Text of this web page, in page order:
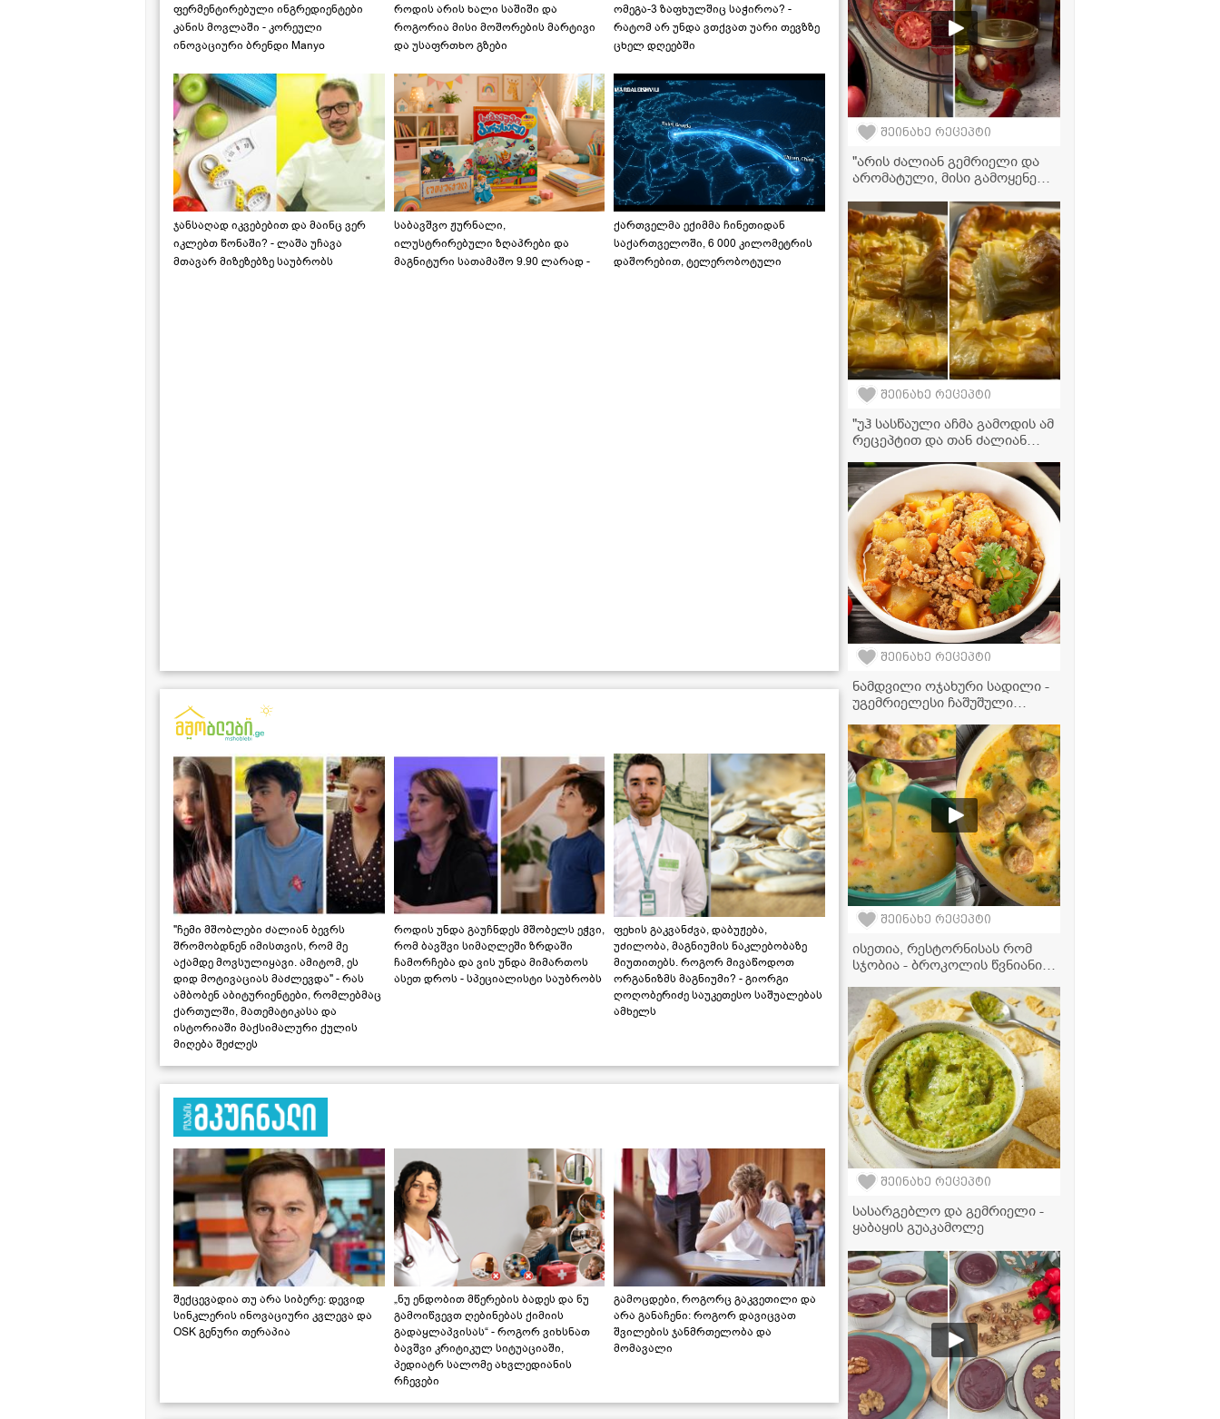
ფერმენტირებული ინგრედიენტები
კანის მოვლაში - კორეული
ინოვაციური ბრენდი Manyo
როდის არის ხალი საშიში და
როგორია მისი მოშორების მარტივი
და უსაფრთხო გზები
ომეგა-3 ზაფხულშიც საჭიროა? -
რატომ არ უნდა ვთქვათ უარი თევზზე
ცხელ დღეებში
ჯანსაღად იკვებებით და მაინც ვერ
იკლებთ წონაში? - ლაშა უჩავა
მთავარ მიზეზებზე საუბრობს
საბავშვო ჟურნალი,
ილუსტრირებული ზღაპრები და
მაგნიტური სათამაშო 9.90 ლარად -
ქართველმა ექიმმა ჩინეთიდან
საქართველოში, 6 000 კილომეტრის
დაშორებით, ტელერობოტული
"ჩემი მშობლები ძალიან ბევრს
შრომობდნენ იმისთვის, რომ მე
აქამდე მოვსულიყავი. ამიტომ, ეს
დიდ მოტივაციას მაძლევდა" - რას
ამბობენ აბიტურიენტები, რომლებმაც
ქართულში, მათემატიკასა და
ისტორიაში მაქსიმალური ქულის
მიღება შეძლეს
როდის უნდა გაუჩნდეს მშობელს ეჭვი,
რომ ბავშვი სიმაღლეში ზრდაში
ჩამორჩება და ვის უნდა მიმართოს
ასეთ დროს - სპეციალისტი საუბრობს
ფეხის გაკვანძვა, დაბუჟება,
უძილობა, მაგნიუმის ნაკლებობაზე
მიუთითებს. როგორ მივაწოდოთ
ორგანიზმს მაგნიუმი? - გიორგი
ღოღობერიძე საუკეთესო საშუალებას
ამხელს
შექცევადია თუ არა სიბერე: დევიდ
სინკლერის ინოვაციური კვლევა და
OSK გენური თერაპია
„ნუ ენდობით მწერების ბადეს და ნუ
გამოიწვევთ ღებინებას ქიმიის
გადაყლაპვისას“ - როგორ ვიხსნათ
ბავშვი კრიტიკულ სიტუაციაში,
პედიატრ სალომე ახვლედიანის
რჩევები
გამოცდები, როგორც გაკვეთილი და
არა განაჩენი: როგორ დავიცვათ
შვილების ჯანმრთელობა და
მომავალი
შეინახე რეცეპტი
"არის ძალიან გემრიელი და
არომატული, მისი გამოყენება
კერძთან და სალათასთან" -
პამიდვრის მარინადი
შეინახე რეცეპტი
"უჰ სასწაული აჩმა გამოდის ამ
რეცეპტით და თან ძალიან
ლაზანიას ფირფიტებით
შეინახე რეცეპტი
ნამდვილი ოჯახური სადილი -
უგემრიელესი ჩაშუშული
შეინახე რეცეპტი
ისეთია, რესტორნისას რომ
სჯობია - ბროკოლის წვნიანი
ბავშვებსაც კი შეუყვარდებათ!
შეინახე რეცეპტი
სასარგებლო და გემრიელი -
ყაბაყის გუაკამოლე